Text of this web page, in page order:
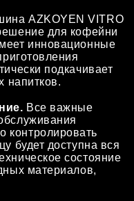
AZKOYEN VITRO
для кофейни
инновационные
подкачивает
напитков.
Все важные
контролировать
будет доступна вся
состояние
материалов,